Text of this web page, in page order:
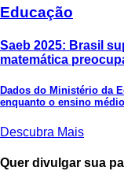
Educação
Saeb 2025: Brasil
matemática
Dados do Ministério da
enquanto o ensino
Descubra Mais
Quer divulgar sua